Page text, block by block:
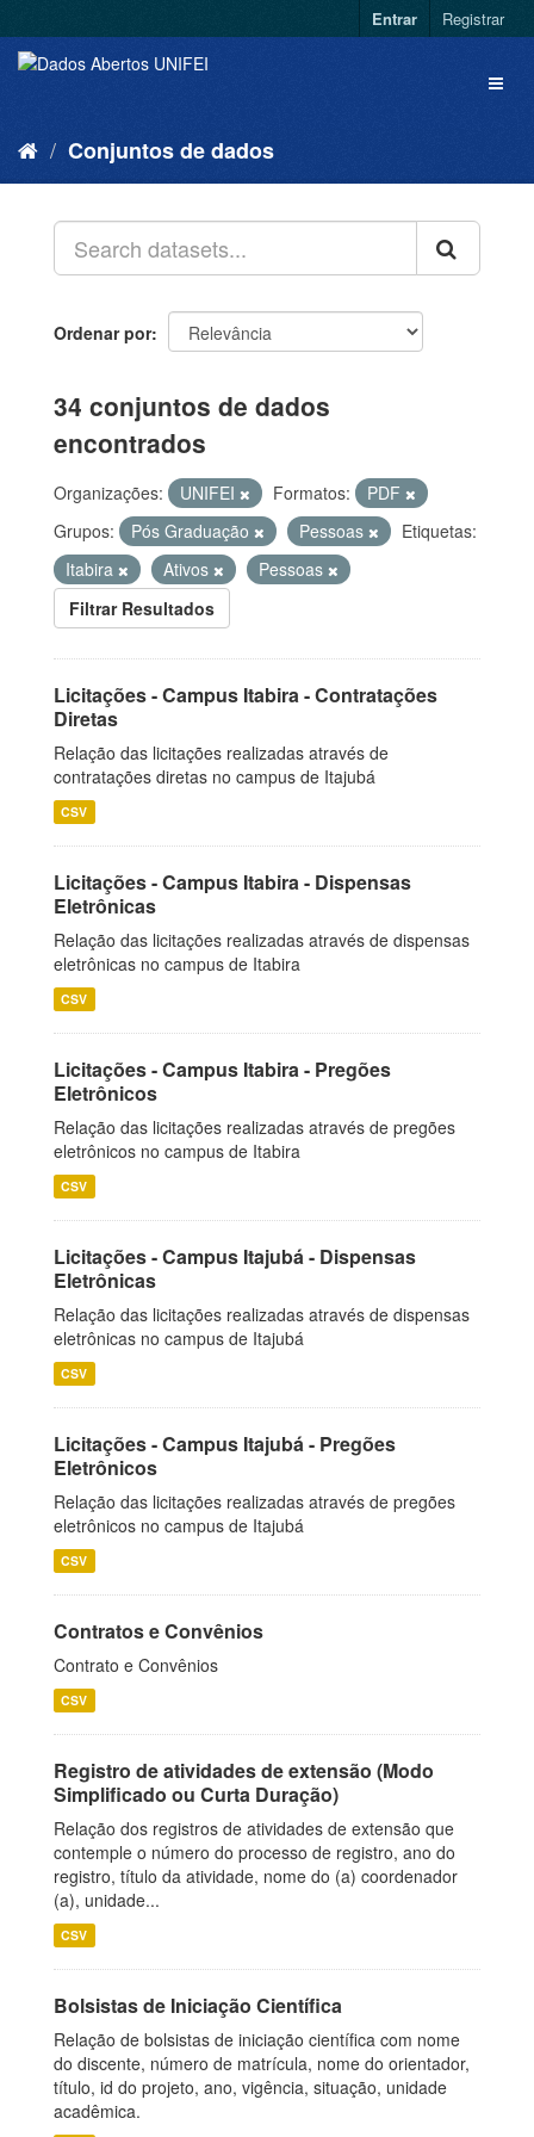
Entrar Registrar
Conjuntos de dados
Ordenar por
34 conjuntos de dados
encontrados
Organizações: UNIFEI Formatos:
PDF
Grupos:
Pós Graduação Pessoas
Etiquetas:
Itabira
Ativos
Pessoas
Filtrar Resultados
Licitações - Campus Itabira - Contratações
Diretas
Relação das licitações realizadas através de
contratações diretas no campus de Itajubá
CSV
Licitações - Campus Itabira - Dispensas
Eletrônicas
Relação das licitações realizadas através de dispensas
eletrônicas no campus de Itabira
CSV
Licitações - Campus Itabira - Pregões
Eletrônicos
Relação das licitações realizadas através de pregões
eletrônicos no campus de Itabira
CSV
Licitações - Campus Itajubá - Dispensas
Eletrônicas
Relação das licitações realizadas através de dispensas
eletrônicas no campus de Itajubá
CSV
Licitações - Campus Itajubá - Pregões
Eletrônicos
Relação das licitações realizadas através de pregões
eletrônicos no campus de Itajubá
CSV
Contratos e Convênios
Contrato e Convênios
CSV
Registro de atividades de extensão (Modo
Simplificado ou Curta Duração)
Relação dos registros de atividades de extensão que
contemple o número do processo de registro, ano do
registro, título da atividade, nome do (a) coordenador
(a), unidade...
CSV
Bolsistas de Iniciação Científica
Relação de bolsistas de iniciação científica com nome
do discente, número de matrícula, nome do orientador,
título, id do projeto, ano, vigência, situação, unidade
acadêmica.